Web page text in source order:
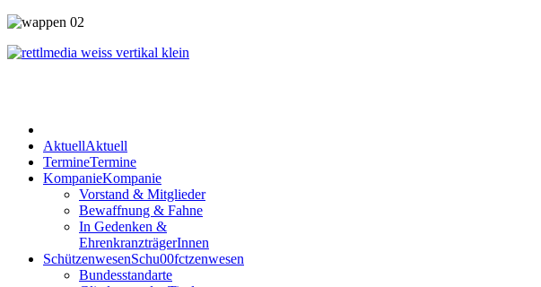
AktuellAktuell
TermineTermine
KompanieKompanie
Vorstand & Mitglieder
Bewaffnung & Fahne
In Gedenken &
EhrenkranzträgerInnen
SchützenwesenSchu00fctzenwesen
Bundesstandarte